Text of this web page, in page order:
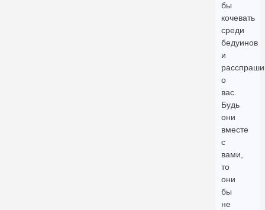
бы
кочевать
среди
бедуинов
и
о
вас.
Будь
они
вместе
с
вами,
то
они
бы
не